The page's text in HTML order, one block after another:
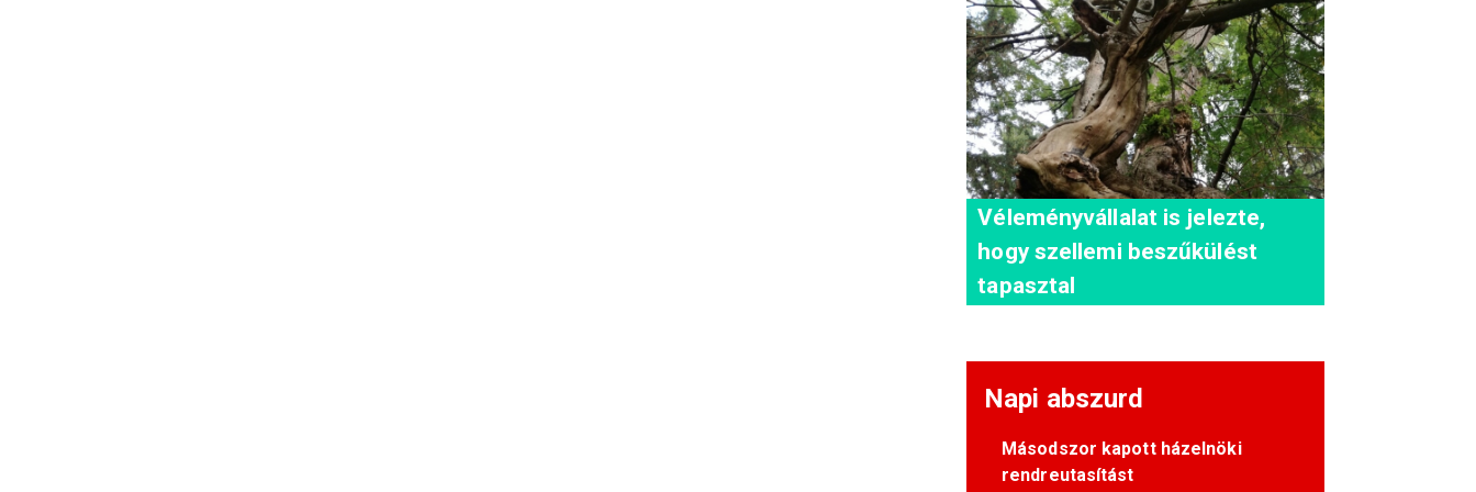
Véleményvállalat is jelezte,
hogy szellemi beszűkülést
tapasztal
Napi abszurd
Másodszor kapott házelnöki
rendreutasítást